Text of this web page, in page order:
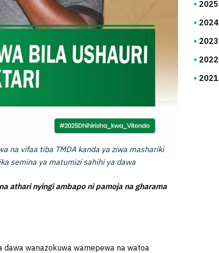
na vifaa tiba TMDA kanda ya ziwa mashariki
semina ya matumizi sahihi ya dawa
athari nyingi ambapo ni pamoja na gharama
wanazokuwa wamepewa na watoa
2025
2024
2023
2022
2021